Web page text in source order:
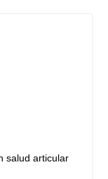
salud articular